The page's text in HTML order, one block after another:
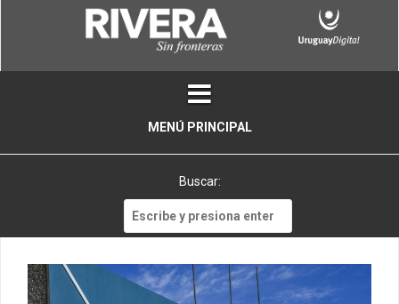
MENÚ PRINCIPAL
Buscar: